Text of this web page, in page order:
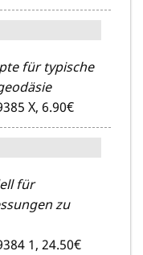
für typische
X, 6.90€
für
zu
1, 24.50€